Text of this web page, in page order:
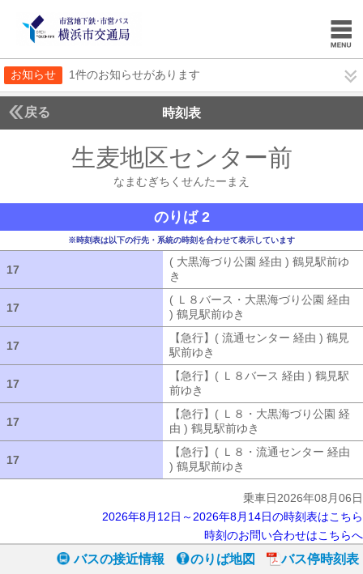
お知らせ 1件のお知らせがあります
戻る 時刻表
生麦地区センター前
なまむぎちくせんたーまえ
のりば 2
※時刻表は以下の行先・系統の時刻を合わせて表示しています
17
( 大黒海づり公園 経由 ) 鶴見駅前ゆ
き
17
( Ｌ８バース・大黒海づり公園 経由
) 鶴見駅前ゆき
17
【急行】( 流通センター 経由 ) 鶴見
駅前ゆき
17
【急行】( Ｌ８バース 経由 ) 鶴見駅
前ゆき
17
【急行】( Ｌ８・大黒海づり公園 経
由 ) 鶴見駅前ゆき
17
【急行】( Ｌ８・流通センター 経由
) 鶴見駅前ゆき
乗車日2026年08月06日
2026年8月12日～2026年8月14日の時刻表はこちら
時刻のお問い合わせはこちらへ
バスの接近情報 のりば地図
バス停時刻表